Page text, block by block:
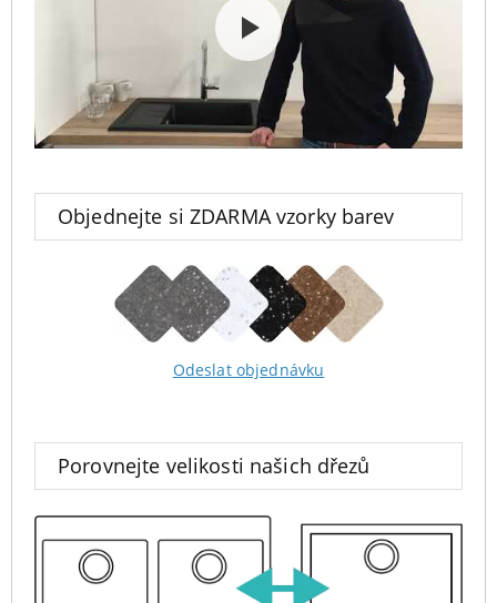
Objednejte si ZDARMA vzorky barev
Odeslat objednávku
Porovnejte velikosti našich dřezů